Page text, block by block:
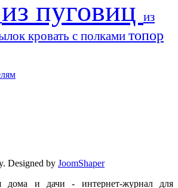
из пуговиц из
кровать с полками топор
Designed by JoomShaper
дома и дачи - интернет-журнал для